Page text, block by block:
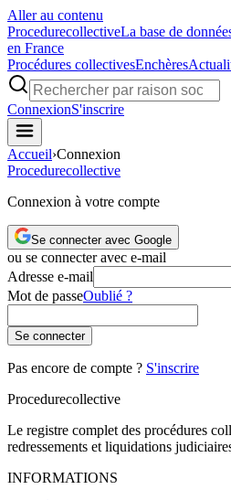
Aller au contenu
ProcedurecollectiveLa base de
en France
Procédures collectivesEnchères
ConnexionS'inscrire
Accueil›Connexion
Procedurecollective
Connexion à votre compte
Se connecter avec Google
ou se connecter avec e-mail
Adresse e-mail
Mot de passeOublié ?
Se connecter
Pas encore de compte ? S'inscrire
Procedurecollective
Le registre complet des procédures
redressements et liquidations
INFORMATIONS